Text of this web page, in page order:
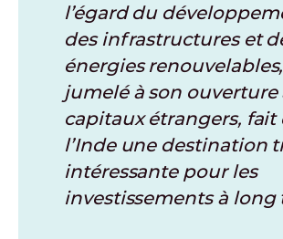
l’égard du
des infrastructures et
énergies renouvelables,
jumelé à son ouverture
capitaux étrangers, fait
l’Inde une destination
intéressante pour les
investissements à long